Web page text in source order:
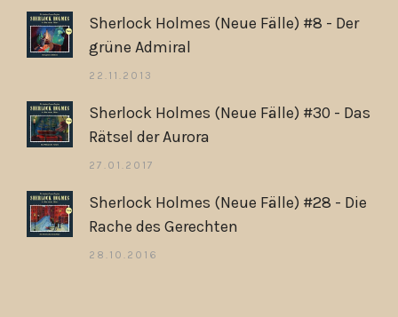
Sherlock Holmes (Neue Fälle) #8 - Der
grüne Admiral
22.11.2013
Sherlock Holmes (Neue Fälle) #30 - Das
Rätsel der Aurora
27.01.2017
Sherlock Holmes (Neue Fälle) #28 - Die
Rache des Gerechten
28.10.2016